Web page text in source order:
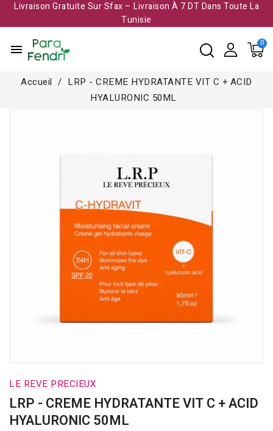
Livraison Gratuite Sur Sfax – Livraison À 7 DT Dans Toute La
Tunisie​
menu
Accueil
LRP - CREME HYDRATANTE VIT C + ACID
HYALURONIC 50ML
LE REVE PRECIEUX
LRP - CREME HYDRATANTE VIT C + ACID
HYALURONIC 50ML